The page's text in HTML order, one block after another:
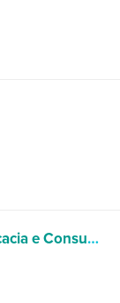
Isadora Assis - Advocacia e Consultoria Jurídica